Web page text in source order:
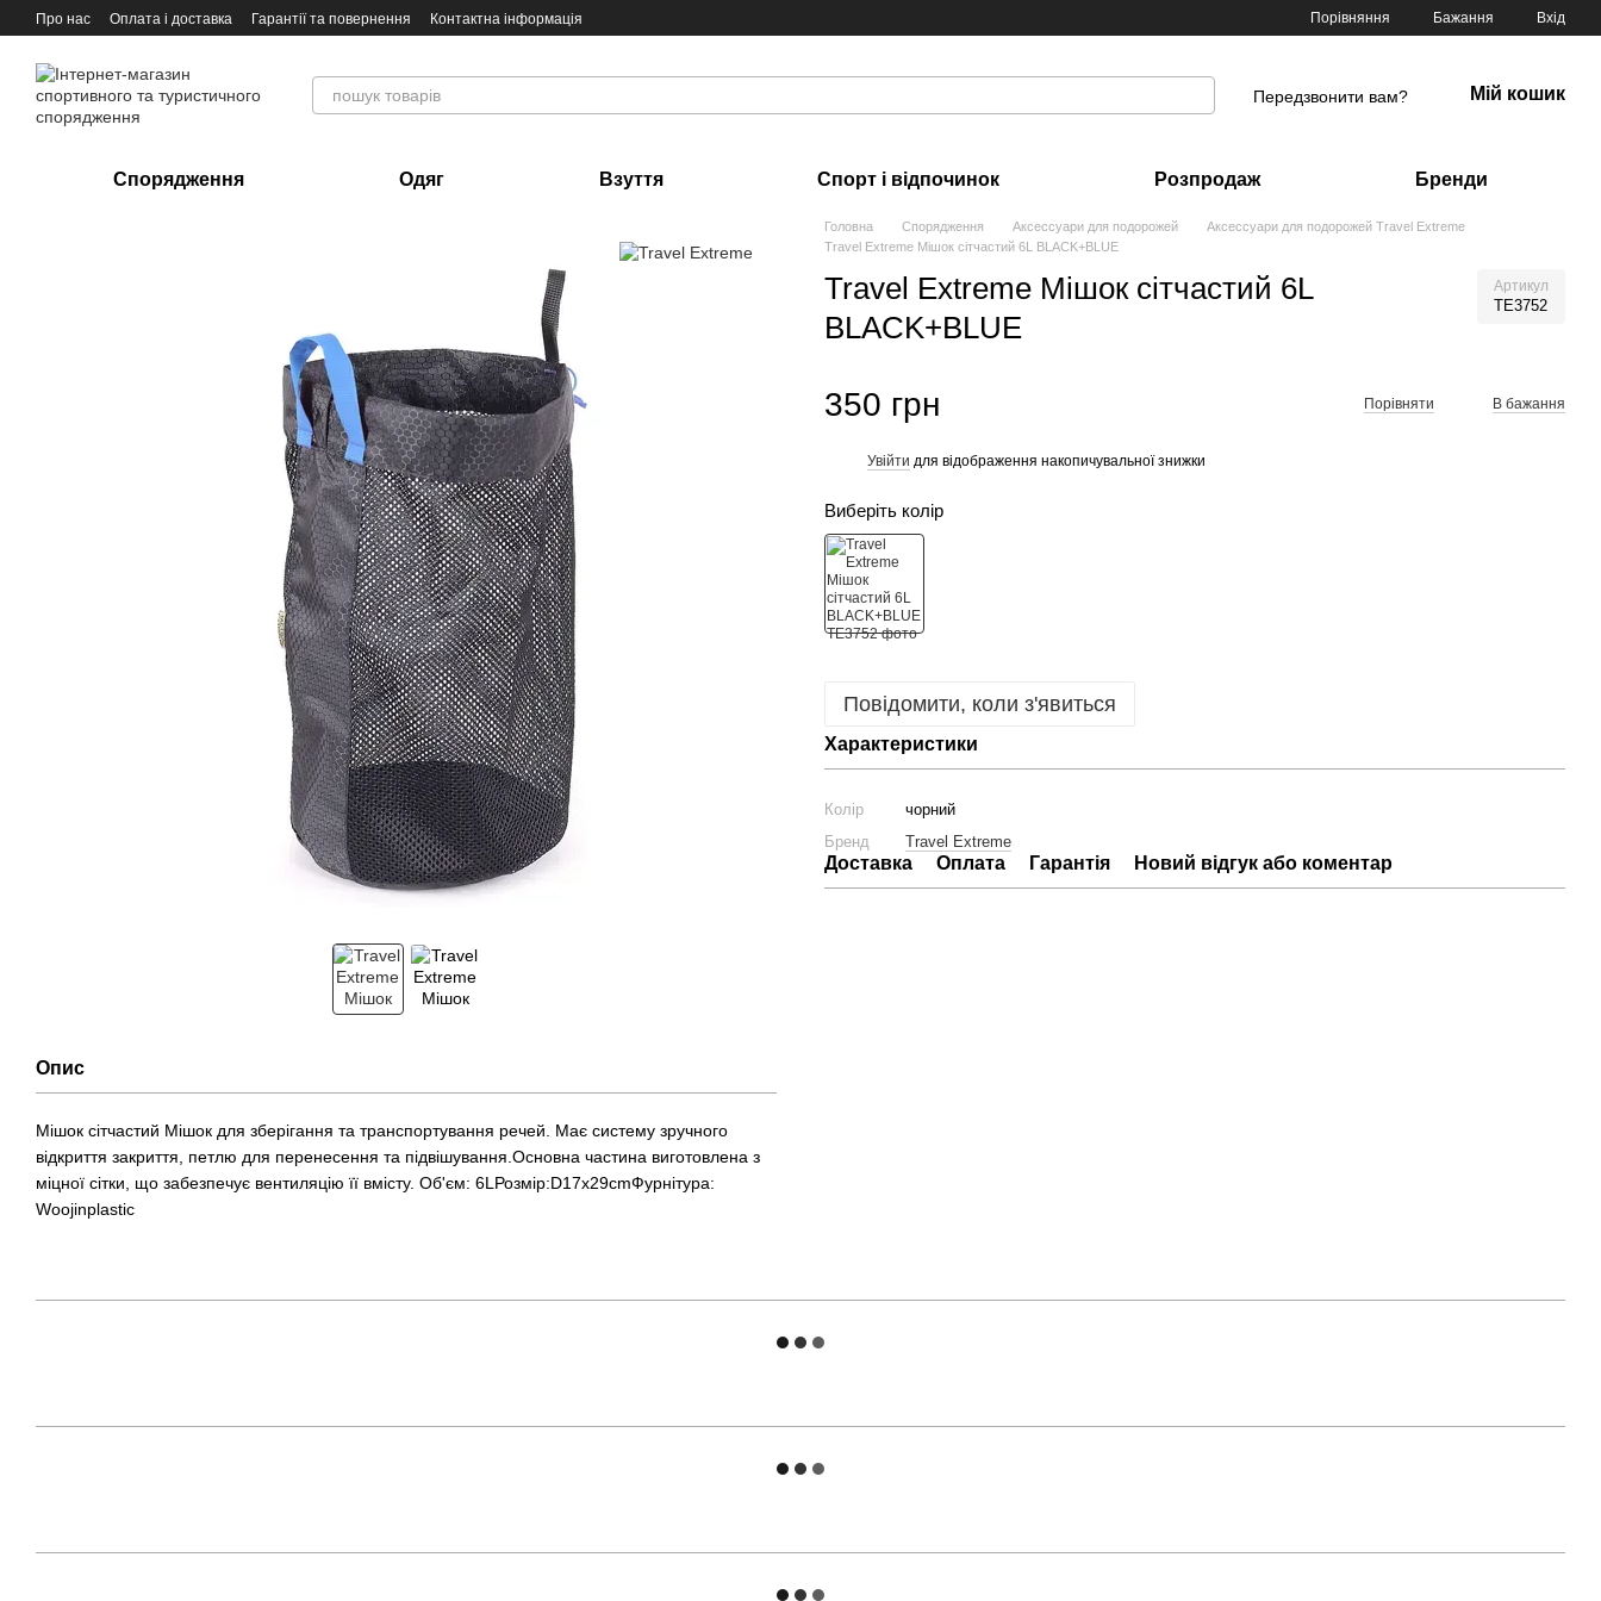
Перейти до основного контенту
Про нас Оплата і доставка Гарантії та повернення Контактна інформація Порівняння Бажання Вхід
Передзвонити вам? Мій кошик
Спорядження Одяг Взуття Спорт і відпочинок Розпродаж Бренди
Опис
Мішок сітчастий Мішок для зберігання та транспортування речей. Має систему зручного
відкриття закриття, петлю для перенесення та підвішування.Основна частина виготовлена з
міцної сітки, що забезпечує вентиляцію її вмісту. Об'єм: 6LРозмір:D17x29cmФурнітура:
Woojinplastic
Головна Спорядження Аксессуари для подорожей
Аксессуари для подорожей Travel Extreme
Travel Extreme Мішок сітчастий 6L BLACK+BLUE
Travel Extreme Мішок сітчастий 6L
BLACK+BLUE
Артикул
TE3752
350 грн Порівняти В бажання
Увійти для відображення накопичувальної знижки
Виберіть колір
Повідомити, коли з'явиться
Характеристики
Колір
чорний
Бренд
Travel Extreme
Доставка Оплата Гарантія Новий відгук або коментар